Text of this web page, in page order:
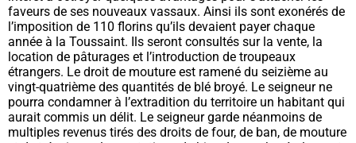
faveurs de ses nouveaux vassaux. Ainsi ils sont exonérés de
l’imposition de 110 florins qu’ils devaient payer chaque
année à la Toussaint. Ils seront consultés sur la vente, la
location de pâturages et l’introduction de troupeaux
étrangers. Le droit de mouture est ramené du seizième au
vingt-quatrième des quantités de blé broyé. Le seigneur ne
pourra condamner à l’extradition du territoire un habitant qui
aurait commis un délit. Le seigneur garde néanmoins de
multiples revenus tirés des droits de four, de ban, de mouture